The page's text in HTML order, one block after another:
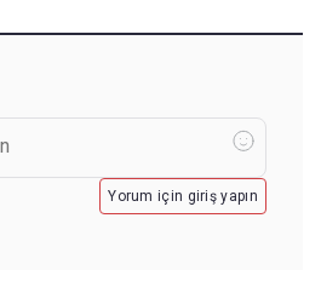
Yorum için giriş yapın